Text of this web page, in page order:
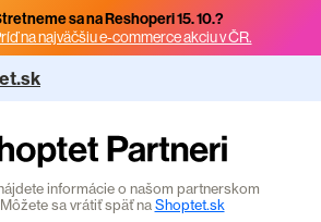
sa na Reshoperi 15. 10.?
na najväčšiu e-commerce akciu v ČR.
informácie o našom partnerskom
sa vrátiť späť naShoptet.sk